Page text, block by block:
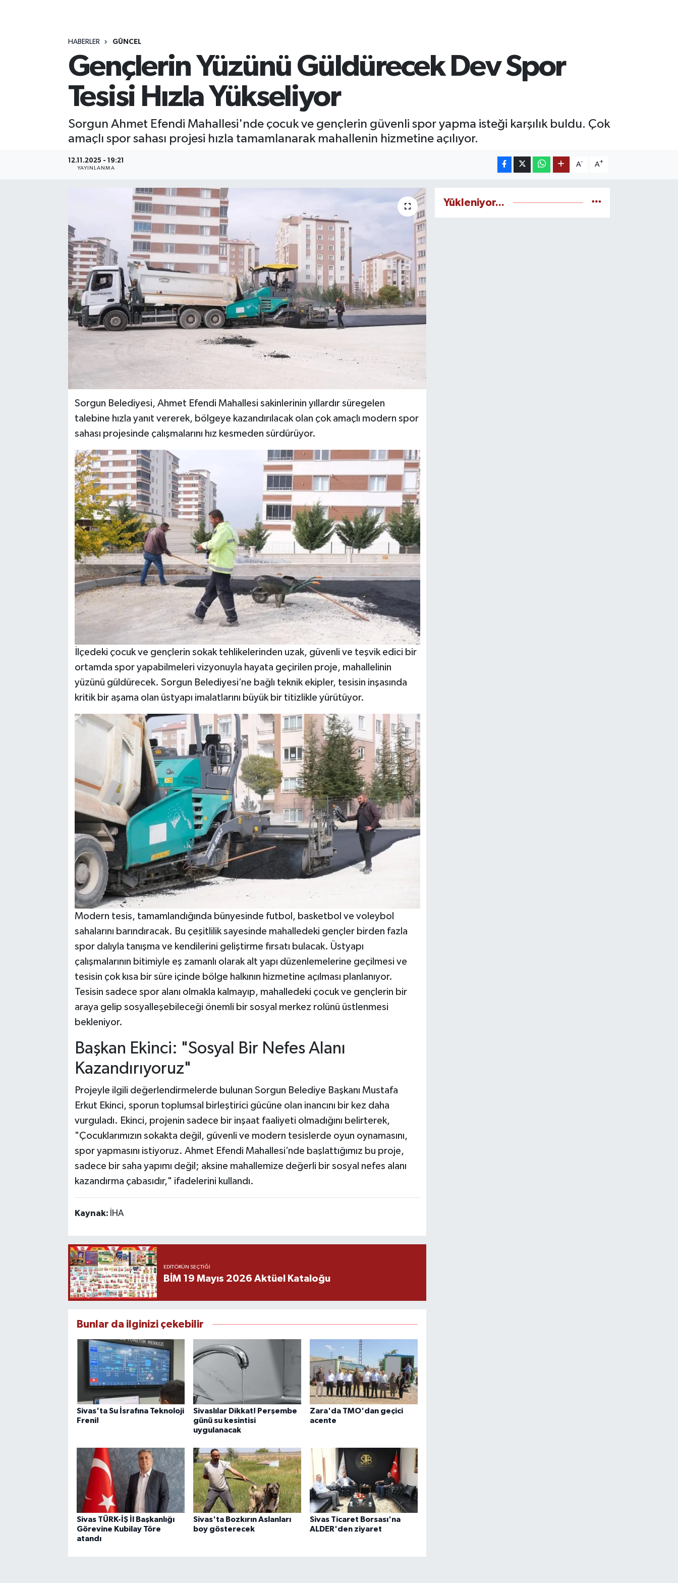
HABERLER GÜNCEL
Gençlerin Yüzünü Güldürecek Dev Spor
Tesisi Hızla Yükseliyor
Sorgun Ahmet Efendi Mahallesi'nde çocuk ve gençlerin güvenli spor yapma isteği karşılık buldu. Çok
amaçlı spor sahası projesi hızla tamamlanarak mahallenin hizmetine açılıyor.
12.11.2025 - 19:21
YAYINLANMA
A- A+
Sorgun Belediyesi, Ahmet Efendi Mahallesi sakinlerinin yıllardır süregelen
talebine hızla yanıt vererek, bölgeye kazandırılacak olan çok amaçlı modern spor
sahası projesinde çalışmalarını hız kesmeden sürdürüyor.
İlçedeki çocuk ve gençlerin sokak tehlikelerinden uzak, güvenli ve teşvik edici bir
ortamda spor yapabilmeleri vizyonuyla hayata geçirilen proje, mahallelinin
yüzünü güldürecek. Sorgun Belediyesi’ne bağlı teknik ekipler, tesisin inşasında
kritik bir aşama olan üstyapı imalatlarını büyük bir titizlikle yürütüyor.
Modern tesis, tamamlandığında bünyesinde futbol, basketbol ve voleybol
sahalarını barındıracak. Bu çeşitlilik sayesinde mahalledeki gençler birden fazla
spor dalıyla tanışma ve kendilerini geliştirme fırsatı bulacak. Üstyapı
çalışmalarının bitimiyle eş zamanlı olarak alt yapı düzenlemelerine geçilmesi ve
tesisin çok kısa bir süre içinde bölge halkının hizmetine açılması planlanıyor.
Tesisin sadece spor alanı olmakla kalmayıp, mahalledeki çocuk ve gençlerin bir
araya gelip sosyalleşebileceği önemli bir sosyal merkez rolünü üstlenmesi
bekleniyor.
Başkan Ekinci: "Sosyal Bir Nefes Alanı
Kazandırıyoruz"
Projeyle ilgili değerlendirmelerde bulunan Sorgun Belediye Başkanı Mustafa
Erkut Ekinci, sporun toplumsal birleştirici gücüne olan inancını bir kez daha
vurguladı. Ekinci, projenin sadece bir inşaat faaliyeti olmadığını belirterek,
"Çocuklarımızın sokakta değil, güvenli ve modern tesislerde oyun oynamasını,
spor yapmasını istiyoruz. Ahmet Efendi Mahallesi’nde başlattığımız bu proje,
sadece bir saha yapımı değil; aksine mahallemize değerli bir sosyal nefes alanı
kazandırma çabasıdır," ifadelerini kullandı.
Kaynak: İHA
EDITÖRÜN SEÇTIĞI
BİM 19 Mayıs 2026 Aktüel Kataloğu
Bunlar da ilginizi çekebilir
Sivas'ta Su İsrafına Teknoloji
Freni!
Sivaslılar Dikkat! Perşembe
günü su kesintisi
uygulanacak
Zara'da TMO'dan geçici
acente
Sivas TÜRK-İŞ İl Başkanlığı
Görevine Kubilay Töre
atandı
Sivas'ta Bozkırın Aslanları
boy gösterecek
Sivas Ticaret Borsası'na
ALDER'den ziyaret
Yükleniyor...
ÖZEL HABER
RESMİ İLANLAR
SOSYAL YARDIMLAR
SPONSORLU YAZI
TEKNOLOJİ